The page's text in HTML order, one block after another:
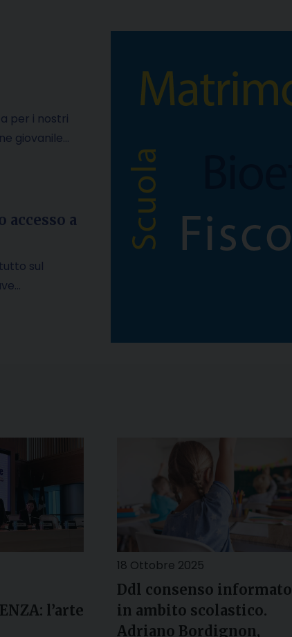
per i nostri
giovanile…
a
sul
l’arte
18 Ottobre 2025
Ddl consenso informato
in ambito scolastico.
Adriano Bordignon,